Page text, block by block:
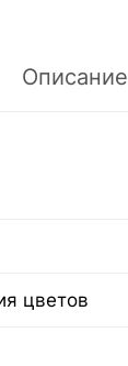
Описание
цветов